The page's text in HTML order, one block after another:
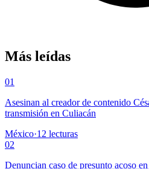
Más leídas
01
Asesinan al creador de contenido
transmisión en Culiacán
México·12 lecturas
02
Denuncian caso de presunto acoso